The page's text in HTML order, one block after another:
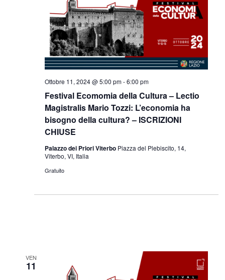
Festival Ecomomia della Cultura – Lectio
Magistralis Mario Tozzi: L’economia ha
bisogno della cultura? – ISCRIZIONI
CHIUSE
Ottobre 11, 2024 @ 5:00 pm-6:00 pm
Palazzo dei Priori Viterbo Piazza del Plebiscito, 14,
Viterbo, VI, Italia
Gratuito
VEN
11